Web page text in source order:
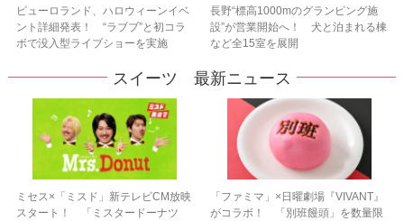
ピューロランド、ハロウィーンイベ
ント詳細発表！ “ラブブ”と初コラ
ボで没入型ライブショーを実施
長野“標高1000mのグランピング施
設”が営業開始へ！ 犬と泊まれる棟
など全15室を展開
スイーツ 最新ニュース
ミセス×「ミスド」新テレビCM放映
スタート！ 「ミスタードーナツ
「ファミマ」×日曜劇場『VIVANT』
がコラボ！ 「別班饅頭」を数量限